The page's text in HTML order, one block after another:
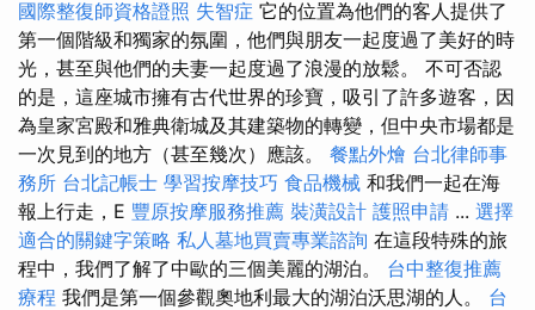
國際整復師資格證照 失智症 它的位置為他們的客人提供了
第一個階級和獨家的氛圍，他們與朋友一起度過了美好的時
光，甚至與他們的夫妻一起度過了浪漫的放鬆。 不可否認
的是，這座城市擁有古代世界的珍寶，吸引了許多遊客，因
為皇家宮殿和雅典衛城及其建築物的轉變，但中央市場都是
一次見到的地方（甚至幾次）應該。 餐點外燴 台北律師事
務所 台北記帳士 學習按摩技巧 食品機械 和我們一起在海
報上行走，E 豐原按摩服務推薦 裝潢設計 護照申請 ... 選擇
適合的關鍵字策略 私人墓地買賣專業諮詢 在這段特殊的旅
程中，我們了解了中歐的三個美麗的湖泊。 台中整復推薦
療程 我們是第一個參觀奧地利最大的湖泊沃思湖的人。 台